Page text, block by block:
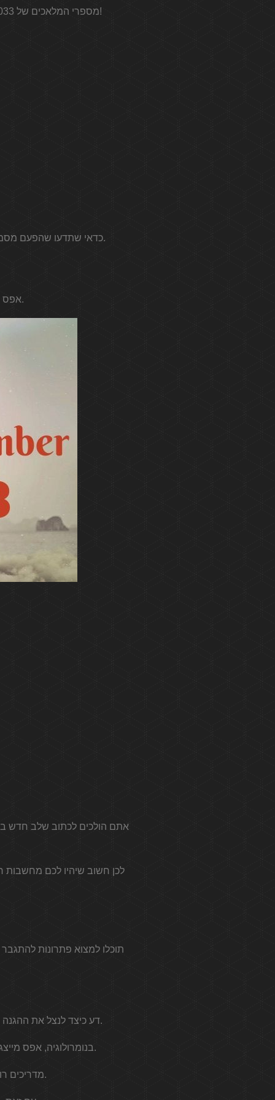
מספרי המלאכים של 2033 עוקבים אחריך לכל מקום, אתה נתקל בשעות המיוחדות האלה ללא הרף ויש בוודאי סיבה לכך!
כדאי שתדעו שהפעם מסמן את השינוי באופן רשמי בין יומיים אך גם מציין את סיום המחזור או את הצורך בבחירה מורכבת.
אפס מסמן את ההתחלה של משהו חדש, גם אם זה אומר לקבל החלטות חשובות.
תוכלו למצוא פתרונות
דע כיצד לנצל את ההגנה האלוהית, הברכות ואומנויות ההלכה של מלאכי השרת כדי להיות מסוגלים להישאר בדרך הנכונה.
בנומרולוגיה, אפס מייצג את אינסוף הרטט של האנרגיות. מספר זה יכול להיות גם ההתחלה וגם הסוף או החיים והמוות.
מדריכים רוחניים מפיצים את ברכתם ואיחולים לתמוך באנשים חכמים בחיפוש אחר הגשמה.